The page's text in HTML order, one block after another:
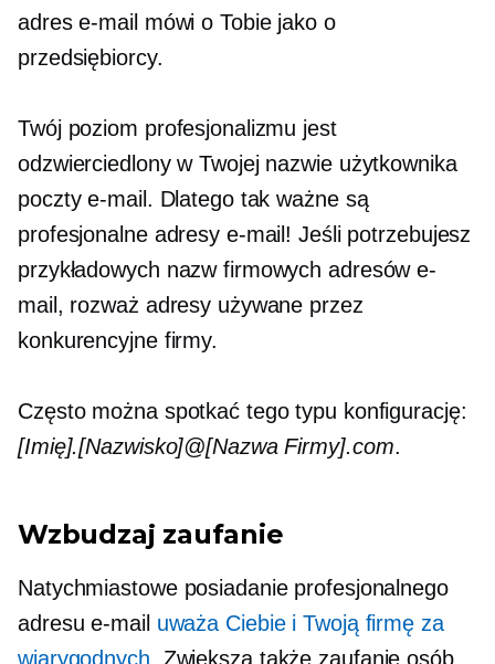
adres e-mail mówi o Tobie jako o
przedsiębiorcy.
Twój poziom profesjonalizmu jest
odzwierciedlony w Twojej nazwie użytkownika
poczty e-mail. Dlatego tak ważne są
profesjonalne adresy e-mail! Jeśli potrzebujesz
przykładowych nazw firmowych adresów e-
mail, rozważ adresy używane przez
konkurencyjne firmy.
Często można spotkać tego typu konfigurację:
[Imię].[Nazwisko]@[Nazwa Firmy].com.
Wzbudzaj zaufanie
Natychmiastowe posiadanie profesjonalnego
adresu e-mail uważa Ciebie i Twoją firmę za
wiarygodnych . Zwiększa także zaufanie osób,